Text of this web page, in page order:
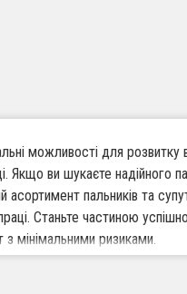
можливості для розвитку
Якщо ви шукаєте надійного
пальників та
Станьте частиною
з мінімальними ризиками.